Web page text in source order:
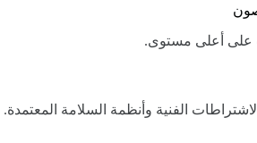
أعلى مستوى.
الفنية وأنظمة السلامة المعتمدة.